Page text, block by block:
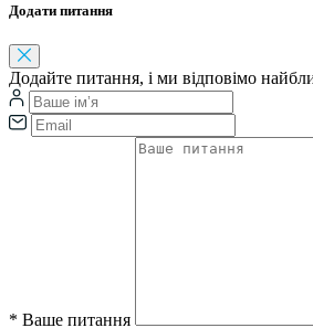
Додати питання
Додайте питання, і ми відповімо
* Ваше питання